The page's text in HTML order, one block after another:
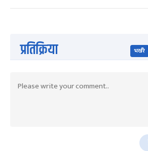
प्रतिक्रिया भर्खरै